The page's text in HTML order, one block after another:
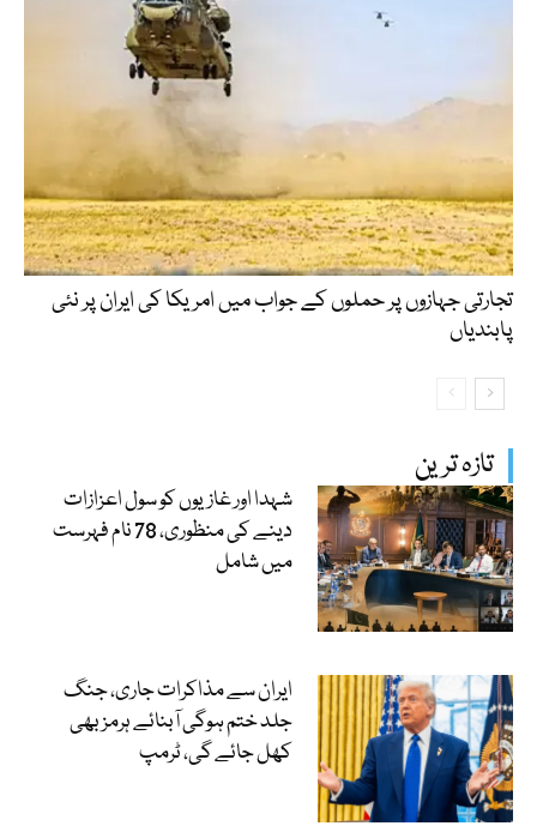
تازہ ترین
شہدا اور غازیوں کو سول اعزازات
دینے کی منظوری، 78 نام فہرست
میں شامل
ایران سے مذاکرات جاری، جنگ
جلد ختم ہوگی آبنائے ہرمز بھی
کھل جائے گی، ٹرمپ
تجارتی جہازوں پر حملوں کے جواب میں امریکا کی ایران پر نئی
پابندیاں